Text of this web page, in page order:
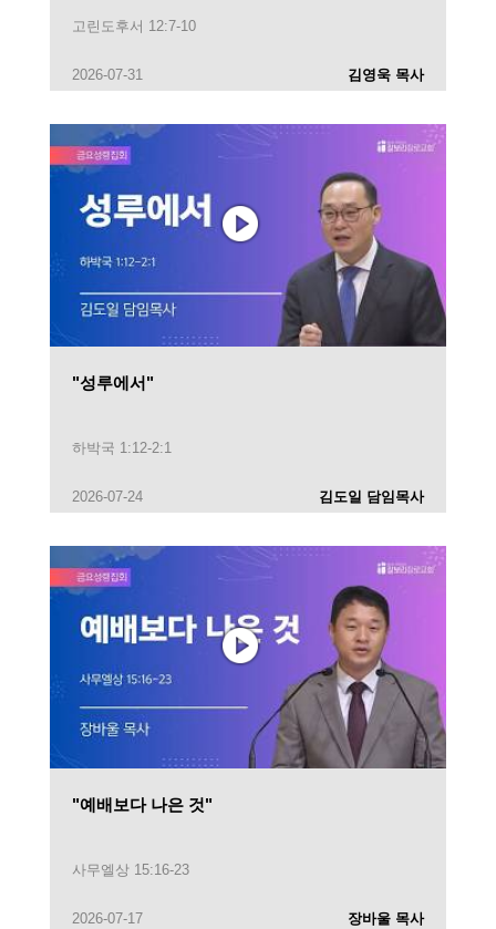
고린도후서 12:7-10
2026-07-31 김영욱 목사
"성루에서"
하박국 1:12-2:1
2026-07-24 김도일 담임목사
"예배보다 나은 것"
사무엘상 15:16-23
2026-07-17 장바울 목사